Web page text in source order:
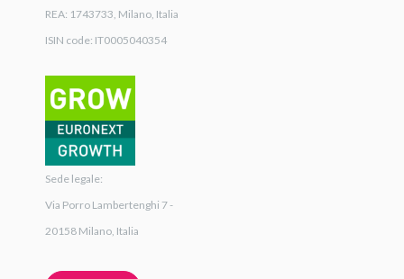
REA: 1743733, Milano, Italia
ISIN code: IT0005040354
Sede legale:
Via Porro Lambertenghi 7 -
20158 Milano, Italia